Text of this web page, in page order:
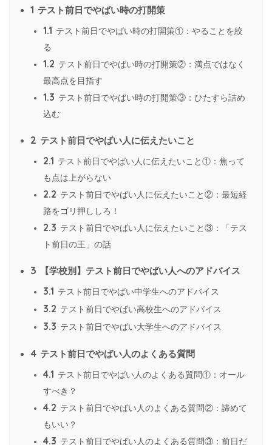
1 テスト前日でやばい時の打開策
1.1 テスト前日でやばい時の打開策①：やることを絞
る
1.2 テスト前日でやばい時の打開策②：満点ではなく
最高点を目指す
1.3 テスト前日でやばい時の打開策③：ひたすら詰め
込む
2 テスト前日でやばい人に伝えたいこと
2.1 テスト前日でやばい人に伝えたいこと①：焦って
も点は上がらない
2.2 テスト前日でやばい人に伝えたいこと②：最短経
路をゴリ押ししろ！
2.3 テスト前日でやばい人に伝えたいこと③：「テス
ト前日の王」の話
3 【学校別】テスト前日でやばい人へのアドバイス
3.1 テスト前日でやばい中学生へのアドバイス
3.2 テスト前日でやばい高校生へのアドバイス
3.3 テスト前日でやばい大学生へのアドバイス
4 テスト前日でやばい人のよくある質問
4.1 テスト前日でやばい人のよくある質問①：オール
すべき？
4.2 テスト前日でやばい人のよくある質問②：諦めて
もいい？
4.3 テスト前日でやばい人のよくある質問③：前日だ